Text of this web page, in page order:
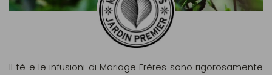
Il tè e le infusioni di Mariage Frères sono rigorosamente